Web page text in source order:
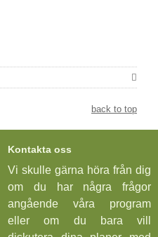
back to top
Kontakta oss
Vi skulle gärna höra från dig
om du har några frågor
angående våra program
eller om du bara vill